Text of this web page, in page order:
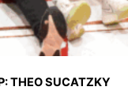
THEO SUCATZKY